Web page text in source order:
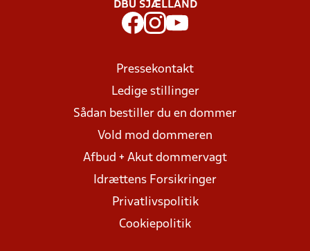
DBU SJÆLLAND
Pressekontakt
Ledige stillinger
Sådan bestiller du en dommer
Vold mod dommeren
Afbud + Akut dommervagt
Idrættens Forsikringer
Privatlivspolitik
Cookiepolitik